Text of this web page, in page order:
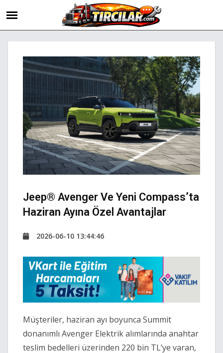
Jeep® Avenger Ve Yeni Compass’ta
Haziran Ayına Özel Avantajlar
2026-06-10 13:44:46
Müşteriler, haziran ayı boyunca Summit
donanımlı Avenger Elektrik alımlarında anahtar
teslim bedelleri üzerinden 220 bin TL’ye varan,